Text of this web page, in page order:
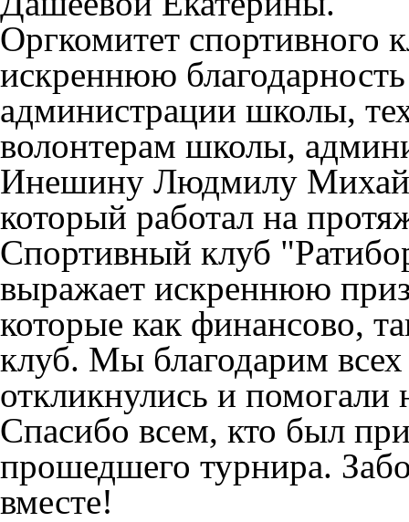
Оргкомитет
искреннюю
администрации школы,
волонтерам школы,
Инешину Людмилу
который работал на
Спортивный клуб
выражает искреннюю
которые как финансово,
клуб. Мы благодарим
откликнулись и помогали
Спасибо всем, кто был
прошедшего турнира.
вместе!